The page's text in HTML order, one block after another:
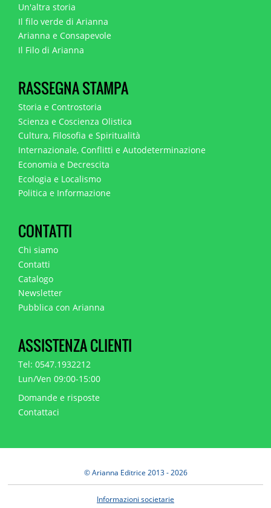
Un'altra storia
Il filo verde di Arianna
Arianna e Consapevole
Il Filo di Arianna
RASSEGNA STAMPA
Storia e Controstoria
Scienza e Coscienza Olistica
Cultura, Filosofia e Spiritualità
Internazionale, Conflitti e Autodeterminazione
Economia e Decrescita
Ecologia e Localismo
Politica e Informazione
CONTATTI
Chi siamo
Contatti
Catalogo
Newsletter
Pubblica con Arianna
ASSISTENZA CLIENTI
Tel: 0547.1932212
Lun/Ven 09:00-15:00
Domande e risposte
Contattaci
© Arianna Editrice 2013 - 2026
Informazioni societarie